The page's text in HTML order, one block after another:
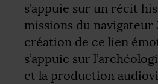
s’appuie sur un récit
missions du navigateur
création de ce lien
s’appuie sur
et la production